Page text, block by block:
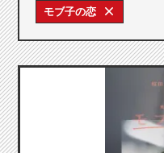
モブ子の恋